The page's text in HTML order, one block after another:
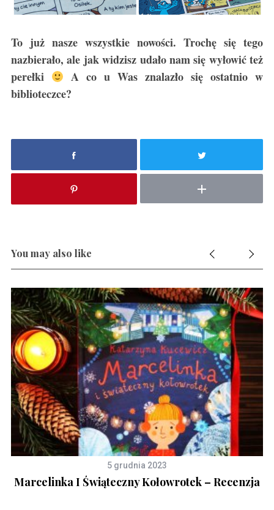
To już nasze wszystkie nowości. Trochę się tego
nazbierało, ale jak widzisz udało nam się wyłowić też
perełki
A co u Was znalazło się ostatnio w
biblioteczce?
You may also like
5 grudnia 2023
Marcelinka I Świąteczny Kołowrotek – Recenzja